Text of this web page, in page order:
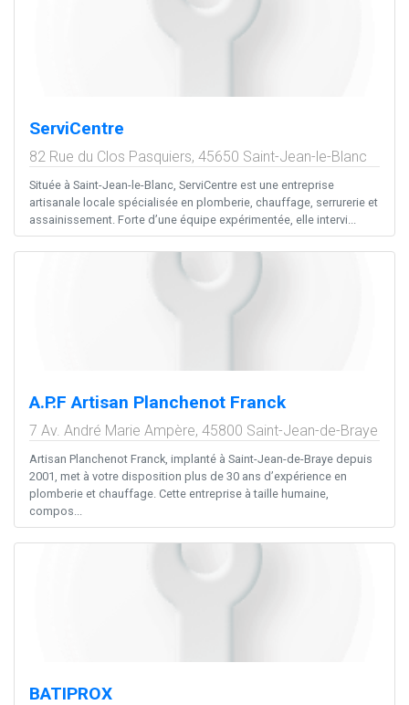
ServiCentre
82 Rue du Clos Pasquiers, 45650 Saint-Jean-le-Blanc
Située à Saint-Jean-le-Blanc, ServiCentre est une entreprise
artisanale locale spécialisée en plomberie, chauffage, serrurerie et
assainissement. Forte d’une équipe expérimentée, elle intervi...
A.P.F Artisan Planchenot Franck
7 Av. André Marie Ampère, 45800 Saint-Jean-de-Braye
Artisan Planchenot Franck, implanté à Saint-Jean-de-Braye depuis
2001, met à votre disposition plus de 30 ans d’expérience en
plomberie et chauffage. Cette entreprise à taille humaine,
compos...
BATIPROX